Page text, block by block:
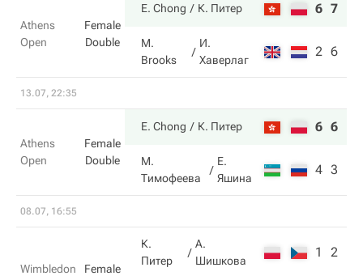
Athens
Open
Female
Double
E. Chong К. Питер 6 7
M.
Brooks
И.
Хаверлаг
2 6
13.07, 22:35
Athens
Open
Female
Double
E. Chong К. Питер 6 6
М.
Тимофеева
Е.
Яшина
4 3
08.07, 16:55
Wimbledon
Female
К.
Питер
А.
Шишкова
1 2